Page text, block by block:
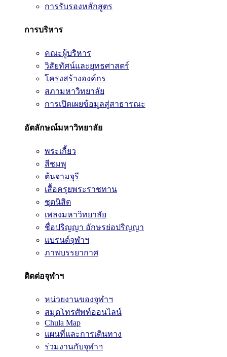
การรับรองหลักสูตร
การบริหาร
คณะผู้บริหาร
วิสัยทัศน์และยุทธศาสตร์
โครงสร้างองค์กร
สภามหาวิทยาลัย
การเปิดเผยข้อมูลสู่สาธารณะ
อัตลักษณ์มหาวิทยาลัย
พระเกี้ยว
สีชมพู
ต้นจามจุรี
เสื้อครุยพระราชทาน
ชุดนิสิต
เพลงมหาวิทยาลัย
ชื่อปริญญา อักษรย่อปริญญา
แบรนด์จุฬาฯ
ภาพบรรยากาศ
ติดต่อจุฬาฯ
หน่วยงานของจุฬาฯ
สมุดโทรศัพท์ออนไลน์
Chula Map
แผนที่และการเดินทาง
ร่วมงานกับจุฬาฯ